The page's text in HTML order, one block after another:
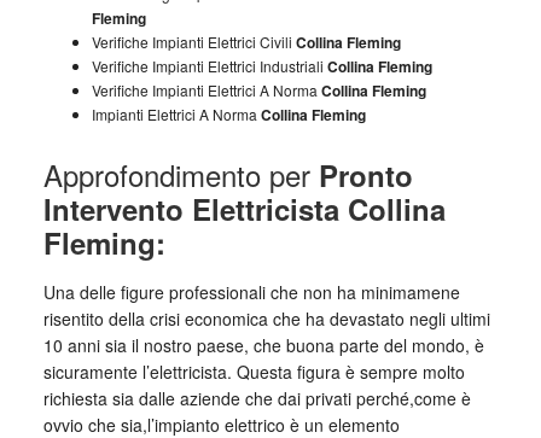
Fleming
Verifiche Impianti Elettrici Civili Collina Fleming
Verifiche Impianti Elettrici Industriali Collina Fleming
Verifiche Impianti Elettrici A Norma Collina Fleming
Impianti Elettrici A Norma Collina Fleming
Approfondimento per Pronto
Intervento Elettricista Collina
Fleming:
Una delle figure professionali che non ha minimamene
risentito della crisi economica che ha devastato negli ultimi
10 anni sia il nostro paese, che buona parte del mondo, è
sicuramente l’elettricista. Questa figura è sempre molto
richiesta sia dalle aziende che dai privati perché,come è
ovvio che sia,l’impianto elettrico è un elemento